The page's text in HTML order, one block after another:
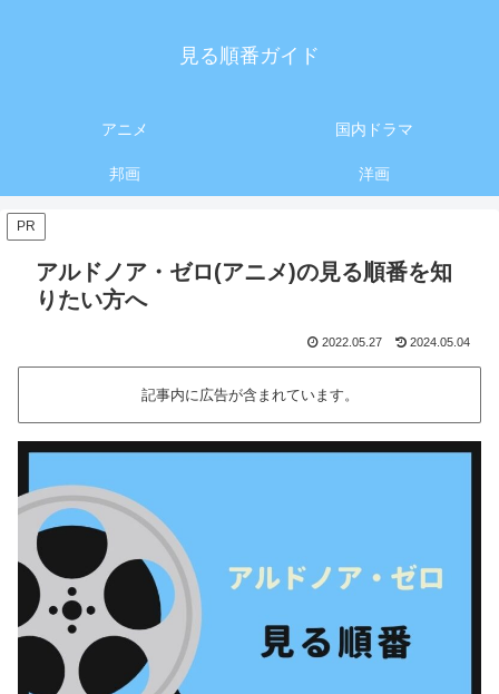
見る順番ガイド
アニメ 国内ドラマ
邦画 洋画
PR
アルドノア・ゼロ(アニメ)の見る順番を知
りたい方へ
2022.05.27 2024.05.04
記事内に広告が含まれています。